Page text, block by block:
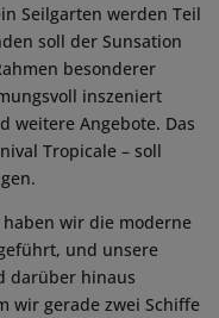
Seilgarten werden Teil
soll der Sunsation
besonderer
inszeniert
weitere Angebote. Das
Tropicale – soll
haben wir die moderne
und unsere
darüber hinaus
wir gerade zwei Schiffe